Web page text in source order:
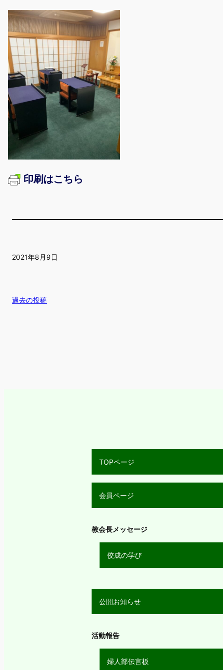
印刷はこちら
2021年8月9日
過去の投稿
TOPページ
会員ページ
教会長メッセージ
佼成の学び
公開お知らせ
活動報告
婦人部伝言板